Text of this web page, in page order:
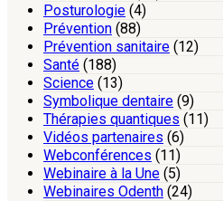
Posturologie (4)
Prévention (88)
Prévention sanitaire (12)
Santé (188)
Science (13)
Symbolique dentaire (9)
Thérapies quantiques (11)
Vidéos partenaires (6)
Webconférences (11)
Webinaire à la Une (5)
Webinaires Odenth (24)